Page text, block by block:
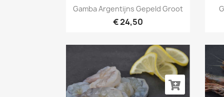
Snel bekijken
Gamba Argentijns Gepeld Groot
€ 24,50